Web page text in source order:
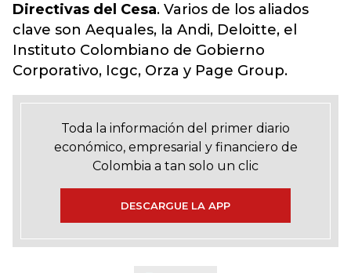
Directivas del Cesa. Varios de los aliados
clave son Aequales, la Andi, Deloitte, el
Instituto Colombiano de Gobierno
Corporativo, Icgc, Orza y Page Group.
Toda la información del primer diario
económico, empresarial y financiero de
Colombia a tan solo un clic
DESCARGUE LA APP